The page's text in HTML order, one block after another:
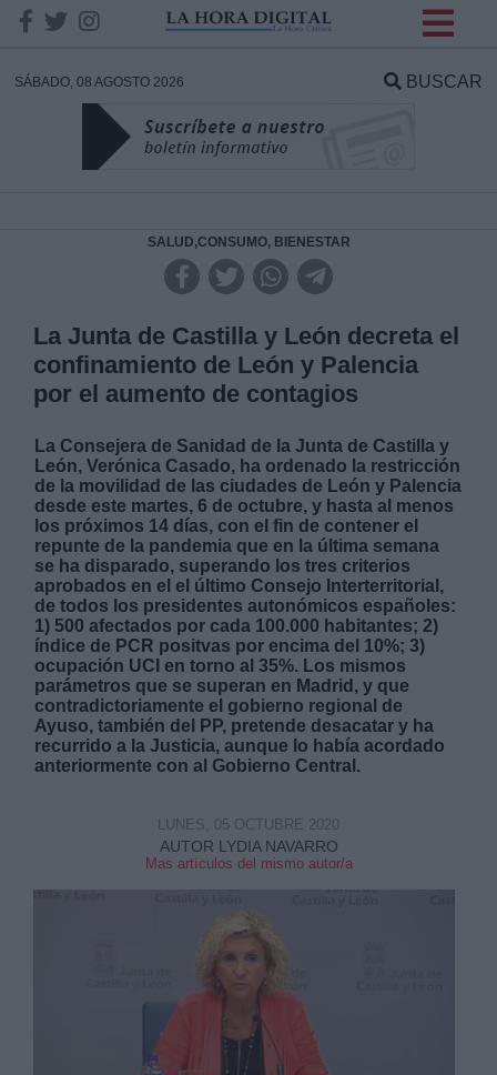
SÁBADO, 08 AGOSTO 2026 BUSCAR
SALUD,CONSUMO, BIENESTAR
La Junta de Castilla y León decreta el
confinamiento de León y Palencia
por el aumento de contagios
La Consejera de Sanidad de la Junta de Castilla y
León, Verónica Casado, ha ordenado la restricción
de la movilidad de las ciudades de León y Palencia
desde este martes, 6 de octubre, y hasta al menos
los próximos 14 días, con el fin de contener el
repunte de la pandemia que en la última semana
se ha disparado, superando los tres criterios
aprobados en el el último Consejo Interterritorial,
de todos los presidentes autonómicos españoles:
1) 500 afectados por cada 100.000 habitantes; 2)
índice de PCR positvas por encima del 10%; 3)
ocupación UCI en torno al 35%. Los mismos
parámetros que se superan en Madrid, y que
contradictoriamente el gobierno regional de
Ayuso, también del PP, pretende desacatar y ha
recurrido a la Justicia, aunque lo había acordado
anteriormente con al Gobierno Central.
AUTOR LYDIA NAVARRO
Mas artículos del mismo autor/a
LUNES, 05 OCTUBRE 2020
DATOS
Responsable:
Legitimación:
Destinatarios:
Derechos:
link
Información adicional
link